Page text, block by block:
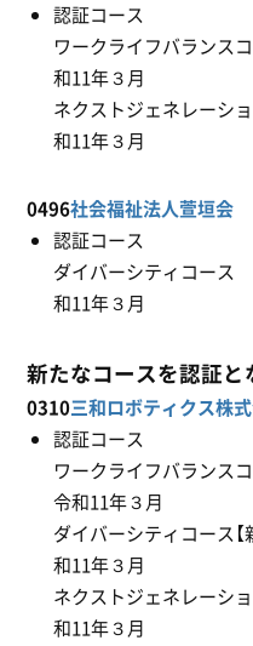
認証コース
ワークライフバラ
和11年３月
ネクストジェネレー
和11年３月
0496社会福祉法人萱垣会
認証コース
ダイバーシティ
和11年３月
新たなコースを認証と
0310三和ロボティクス株
認証コース
ワークライフバラ
令和11年３月
ダイバーシティコ
和11年３月
ネクストジェネレーシ
和11年３月